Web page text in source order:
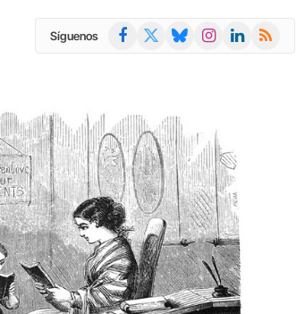
Síguenos Facebook BlueskyInstagramLinkedIn
RSS